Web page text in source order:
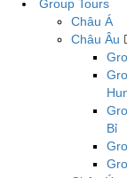
Group Tours
Châu Á
Châu Âu
Bỉ